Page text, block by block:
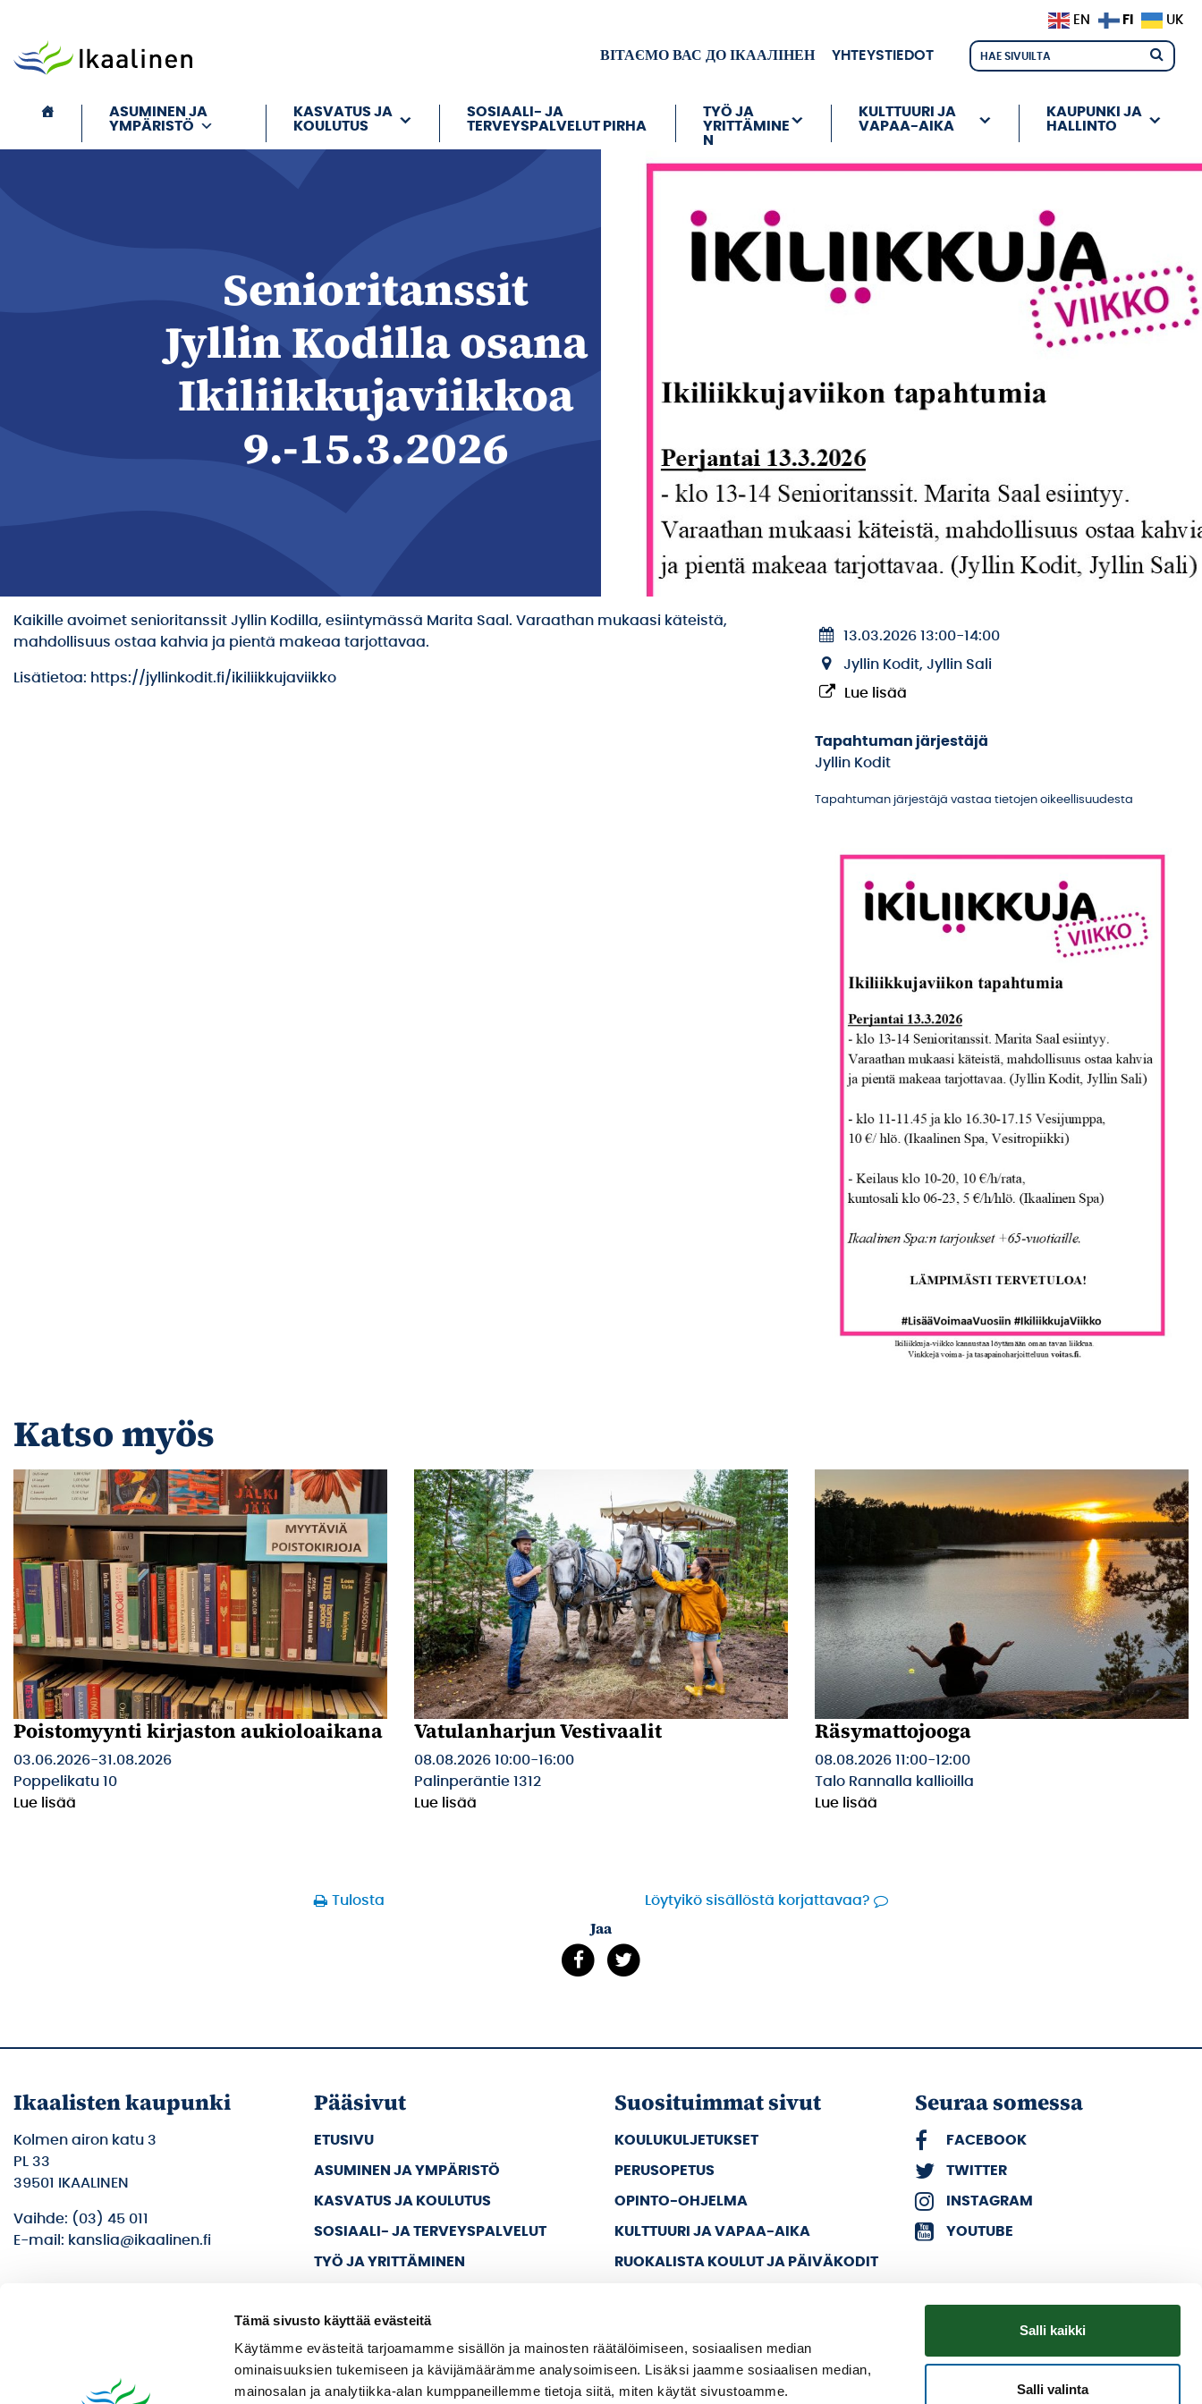
Tämä sivusto käyttää evästeitä
Käytämme evästeitä tarjoamamme sisällön ja mainosten räätälöimiseen, sosiaalisen median
ominaisuuksien tukemiseen ja kävijämäärämme analysoimiseen. Lisäksi jaamme sosiaalisen median,
mainosalan ja analytiikka-alan kumppaneillemme tietoja siitä, miten käytät sivustoamme.
Salli kaikki
Salli valinta
ВІТАЄМО ВАС ДО ІКААЛІНЕН YHTEYSTIEDOT
ASUMINEN JA
YMPÄRISTÖ
KASVATUS JA
KOULUTUS
SOSIAALI- JA
TERVEYSPALVELUT PIRHA
TYÖ JA
YRITTÄMINE
N
KULTTUURI JA
VAPAA-AIKA
KAUPUNKI JA
HALLINTO
Senioritanssit
Jyllin Kodilla osana
Ikiliikkujaviikkoa
9.-15.3.2026
Kaikille avoimet senioritanssit Jyllin Kodilla, esiintymässä Marita Saal. Varaathan mukaasi käteistä,
mahdollisuus ostaa kahvia ja pientä makeaa tarjottavaa.
Lisätietoa: https://jyllinkodit.fi/ikiliikkujaviikko
13.03.2026 13:00-14:00
Jyllin Kodit, Jyllin Sali
Lue lisää
Tapahtuman järjestäjä
Jyllin Kodit
Tapahtuman järjestäjä vastaa tietojen oikeellisuudesta
Katso myös
Poistomyynti kirjaston aukioloaikana
03.06.2026-31.08.2026
Poppelikatu 10
Lue lisää
Vatulanharjun Vestivaalit
08.08.2026 10:00-16:00
Palinperäntie 1312
Lue lisää
Räsymattojooga
08.08.2026 11:00-12:00
Talo Rannalla kallioilla
Lue lisää
Tulosta Löytyikö sisällöstä korjattavaa?
Jaa
Ikaalisten kaupunki
Kolmen airon katu 3
PL 33
39501 IKAALINEN
Vaihde: (03) 45 011
E-mail: kanslia@ikaalinen.fi
Pääsivut
ETUSIVU
ASUMINEN JA YMPÄRISTÖ
KASVATUS JA KOULUTUS
SOSIAALI- JA TERVEYSPALVELUT
TYÖ JA YRITTÄMINEN
KAUPUNKI JA HALLINTO
Suosituimmat sivut
KOULUKULJETUKSET
PERUSOPETUS
OPINTO-OHJELMA
KULTTUURI JA VAPAA-AIKA
RUOKALISTA KOULUT JA PÄIVÄKODIT
Seuraa somessa
FACEBOOK
TWITTER
INSTAGRAM
YOUTUBE
EN FI UK